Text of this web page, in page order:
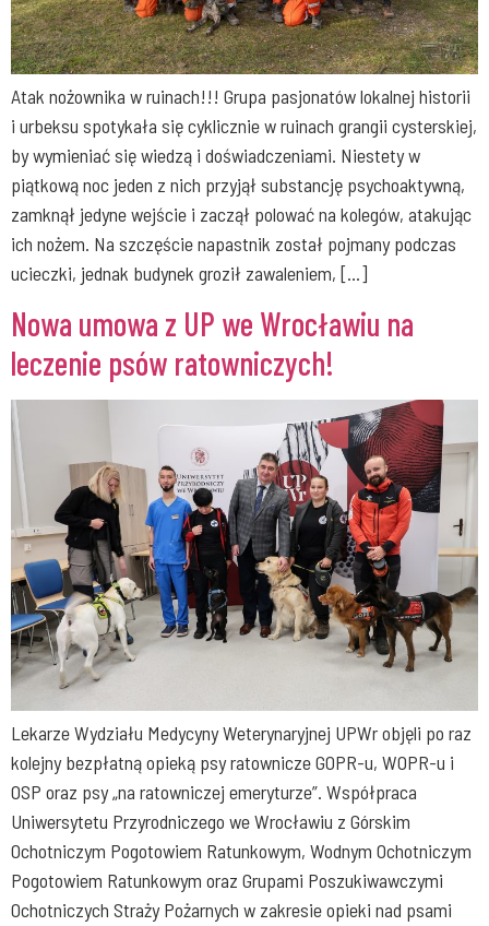
Atak nożownika w ruinach!!! Grupa pasjonatów lokalnej historii
i urbeksu spotykała się cyklicznie w ruinach grangii cysterskiej,
by wymieniać się wiedzą i doświadczeniami. Niestety w
piątkową noc jeden z nich przyjął substancję psychoaktywną,
zamknął jedyne wejście i zaczął polować na kolegów, atakując
ich nożem. Na szczęście napastnik został pojmany podczas
ucieczki, jednak budynek groził zawaleniem, […]
Nowa umowa z UP we Wrocławiu na
leczenie psów ratowniczych!
Lekarze Wydziału Medycyny Weterynaryjnej UPWr objęli po raz
kolejny bezpłatną opieką psy ratownicze GOPR-u, WOPR-u i
OSP oraz psy „na ratowniczej emeryturze”. Współpraca
Uniwersytetu Przyrodniczego we Wrocławiu z Górskim
Ochotniczym Pogotowiem Ratunkowym, Wodnym Ochotniczym
Pogotowiem Ratunkowym oraz Grupami Poszukiwawczymi
Ochotniczych Straży Pożarnych w zakresie opieki nad psami